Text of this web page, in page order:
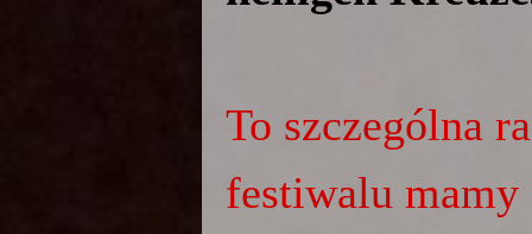
To szczególna
festiwalu mamy